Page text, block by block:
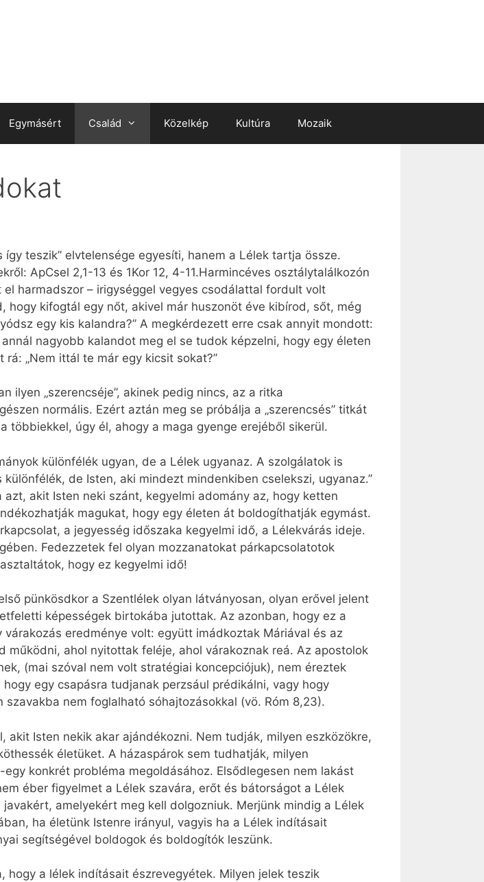
Egymásért Család Közelkép Kultúra Mozaik
teszik” elvtelensége egyesíti, hanem a Lélek tartja össze.
ApCsel 2,1-13 és 1Kor 12, 4-11.Harmincéves osztálytalálkozón
harmadszor – irigységgel vegyes csodálattal fordult volt
hogy kifogtál egy nőt, akivel már huszonöt éve kibírod, sőt, még
egy kis kalandra?” A megkérdezett erre csak annyit mondott:
nagyobb kalandot meg el se tudok képzelni, hogy egy életen
„Nem ittál te már egy kicsit sokat?”
ilyen „szerencséje”, akinek pedig nincs, az a ritka
normális. Ezért aztán meg se próbálja a „szerencsés” titkát
többiekkel, úgy él, ahogy a maga gyenge erejéből sikerül.
különfélék ugyan, de a Lélek ugyanaz. A szolgálatok is
de Isten, aki mindezt mindenkiben cselekszi, ugyanaz.”
akit Isten neki szánt, kegyelmi adomány az, hogy ketten
magukat, hogy egy életen át boldogíthatják egymást.
a jegyesség időszaka kegyelmi idő, a Lélekvárás ideje.
Fedezzetek fel olyan mozzanatokat párkapcsolatotok
hogy ez kegyelmi idő!
pünkösdkor a Szentlélek olyan látványosan, olyan erővel jelent
képességek birtokába jutottak. Az azonban, hogy ez a
eredménye volt: együtt imádkoztak Máriával és az
működni, ahol nyitottak feléje, ahol várakoznak reá. Az apostolok
(mai szóval nem volt stratégiai koncepciójuk), nem éreztek
egy csapásra tudjanak perzsául prédikálni, vagy hogy
nem foglalható sóhajtozásokkal (vö. Róm 8,23).
Isten nekik akar ajándékozni. Nem tudják, milyen eszközökre,
életüket. A házaspárok sem tudhatják, milyen
konkrét probléma megoldásához. Elsődlegesen nem lakást
éber figyelmet a Lélek szavára, erőt és bátorságot a Lélek
amelyekért meg kell dolgozniuk. Merjünk mindig a Lélek
ha életünk Istenre irányul, vagyis ha a Lélek indításait
segítségével boldogok és boldogítók leszünk.
a lélek indításait észrevegyétek. Milyen jelek teszik